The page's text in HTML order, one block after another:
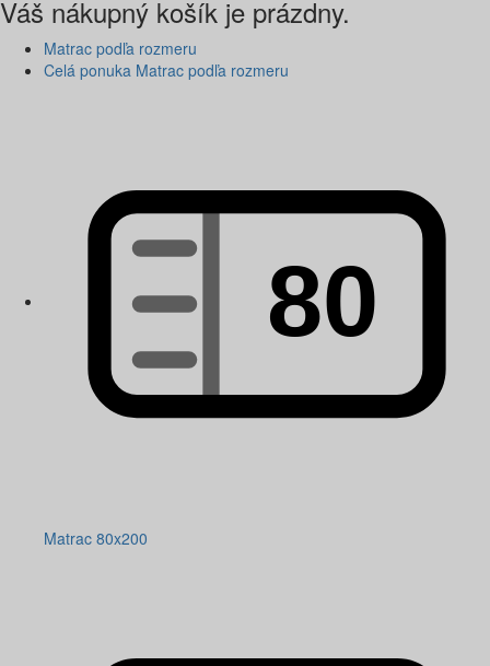
Váš nákupný košík je prázdny.
Matrac podľa rozmeru
Celá ponuka Matrac podľa rozmeru
Matrac 80x200